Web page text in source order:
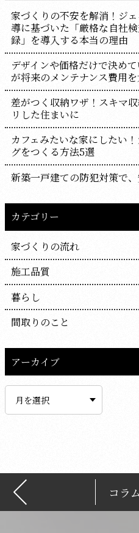
家づくりの不安を解消！ジ
導に基づいた「厳格な自社
録」を導入する本当の理由
デザインや価格だけで決め
が将来のメンテナンス費用
差がつく収納ワザ！スキマ
リした住まいに
カフェみたいな家にしたい
グをつくる方法5選
新築一戸建ての防犯対策で
カテゴリー
家づくりの流れ
施工品質
暮らし
間取りのこと
アーカイブ
イ
コラ